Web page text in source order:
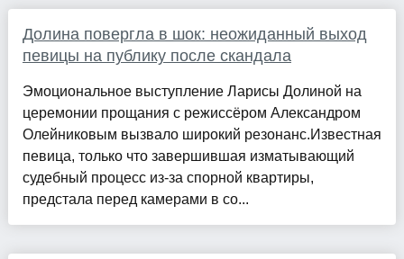
Долина повергла в шок: неожиданный выход
певицы на публику после скандала
Эмоциональное выступление Ларисы Долиной на
церемонии прощания с режиссёром Александром
Олейниковым вызвало широкий резонанс.Известная
певица, только что завершившая изматывающий
судебный процесс из-за спорной квартиры,
предстала перед камерами в со...